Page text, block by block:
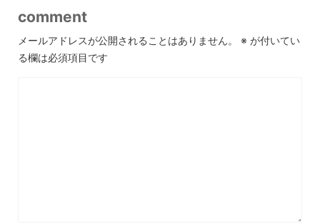
comment
メールアドレスが公開されることはありません。 ※ が付いてい
る欄は必須項目です